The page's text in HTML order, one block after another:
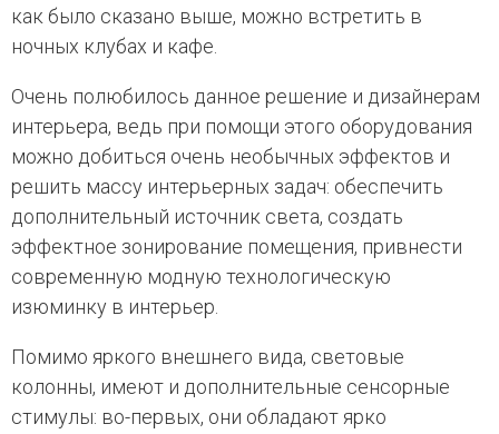
как было сказано выше, можно встретить в
ночных клубах и кафе.
Очень полюбилось данное решение и дизайнерам
интерьера, ведь при помощи этого оборудования
можно добиться очень необычных эффектов и
решить массу интерьерных задач: обеспечить
дополнительный источник света, создать
эффектное зонирование помещения, привнести
современную модную технологическую
изюминку в интерьер.
Помимо яркого внешнего вида, световые
колонны, имеют и дополнительные сенсорные
стимулы: во-первых, они обладают ярко